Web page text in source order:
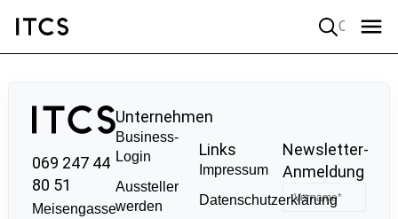
069 247 44
80 51
Meisengasse
Unternehmen
Business-
Login
Aussteller
werden
Links
Impressum
Datenschutzerklärung
Newsletter-
Anmeldung